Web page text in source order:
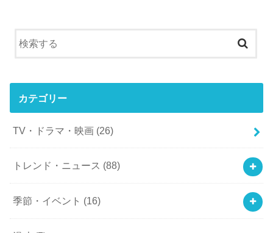
カテゴリー
TV・ドラマ・映画 (26)
トレンド・ニュース (88)
季節・イベント (16)